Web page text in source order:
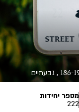
מספר יחידות
222